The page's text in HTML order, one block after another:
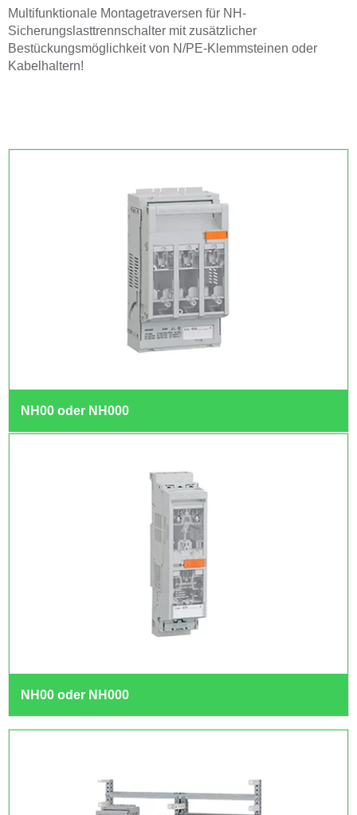
Multifunktionale Montagetraversen für NH-
Sicherungslasttrennschalter mit zusätzlicher
Bestückungsmöglichkeit von N/PE-Klemmsteinen oder
Kabelhaltern!
NH00 oder NH000
NH00 oder NH000